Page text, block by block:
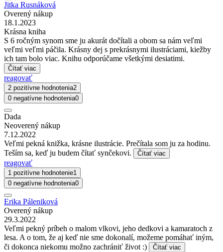
Jitka Rusnáková
Overený nákup
18.1.2023
Krásna kniha
S 6 ročným synom sme ju akurát dočítali a obom sa nám veľmi
veľmi veľmi páčila. Krásny dej s prekrásnymi ilustráciami, kiežby
ich tam bolo viac. Knihu odporúčame všetkými desiatimi.
Čítať viac
reagovať
2 pozitívne hodnotenia2
0 negatívne hodnotenia0
Dada
Neoverený nákup
7.12.2022
Veľmi pekná knižka, krásne ilustrácie. Prečítala som ju za hodinu.
Teším sa, keď ju budem čítať synčekovi.
Čítať viac
reagovať
1 pozitívne hodnotenie1
0 negatívne hodnotenia0
Erika Páleniková
Overený nákup
29.3.2022
Veľmi pekný príbeh o malom vlkovi, jeho dedkovi a kamaratoch z
lesa. A o tom, že aj keď nie sme dokonalí, možeme pomáhať iným,
či dokonca niekomu možno zachrániť život :)
Čítať viac